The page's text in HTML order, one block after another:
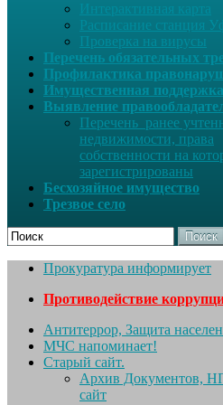
Интерактивная карта
Расписание станция
Проверка на вирусы
Перечень обязательных
Профилактика
Имущественная
Выявление
Перечень ранее
недвижимости, права
собственности на
зарегистрированы
Бесхозяйное имущество
Трезвое село
Поиск
Прокуратура информирует
Противодействие
Антитеррор, Защита
МЧС напоминает!
Старый сайт.
Архив Документов,
сайт